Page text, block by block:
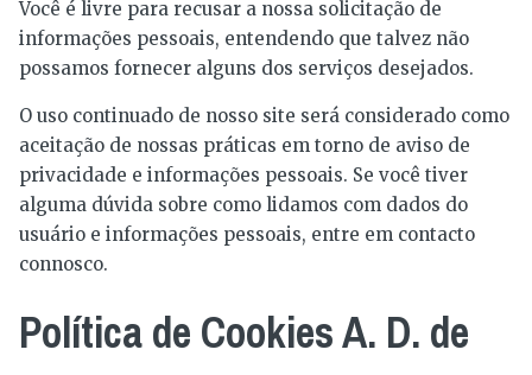
Você é livre para recusar a nossa solicitação de
informações pessoais, entendendo que talvez não
possamos fornecer alguns dos serviços desejados.
O uso continuado de nosso site será considerado como
aceitação de nossas práticas em torno de aviso de
privacidade e informações pessoais. Se você tiver
alguma dúvida sobre como lidamos com dados do
usuário e informações pessoais, entre em contacto
connosco.
Política de Cookies A. D. de